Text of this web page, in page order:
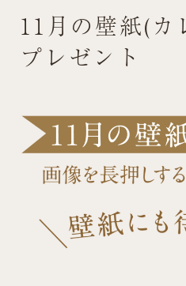
11月の壁紙(カ
プレゼント